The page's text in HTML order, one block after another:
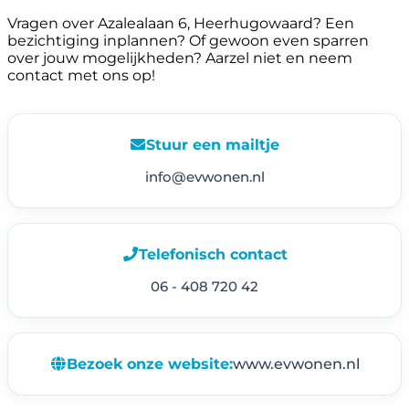
Vragen over Azalealaan 6, Heerhugowaard? Een
bezichtiging inplannen? Of gewoon even sparren
over jouw mogelijkheden? Aarzel niet en neem
contact met ons op!
Stuur een mailtje
info@evwonen.nl
Telefonisch contact
06 - 408 720 42
Bezoek onze website:www.evwonen.nl